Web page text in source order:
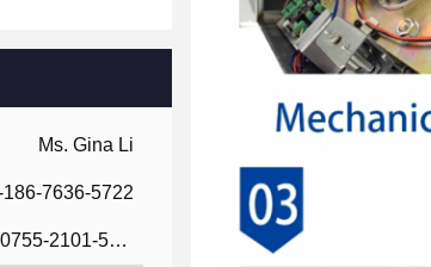
Ms. Gina Li
186-7636-5722
86-0755-2101-5736